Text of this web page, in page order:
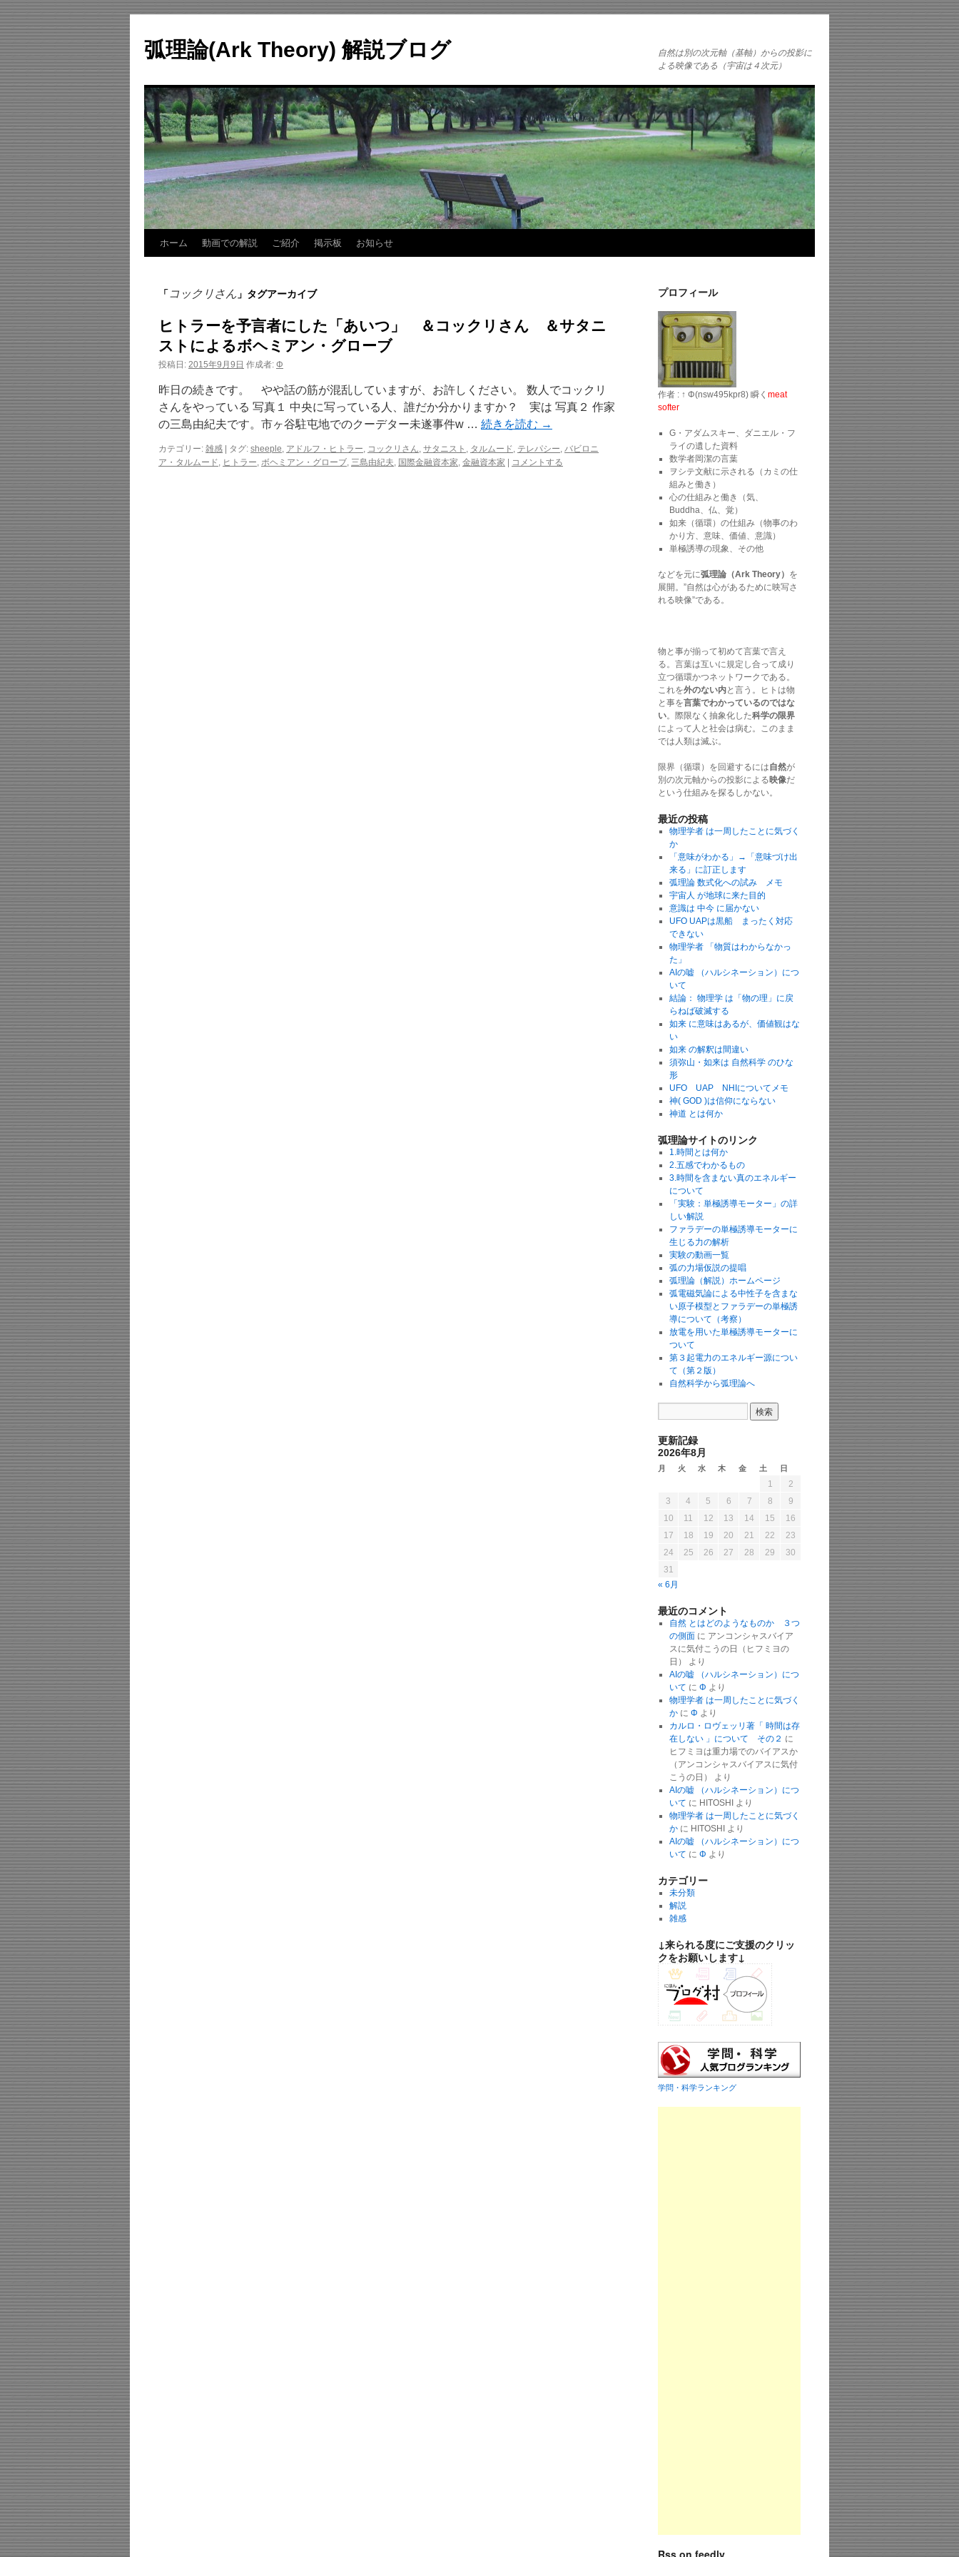
テ
ン
へ
ス
キ
ッ
プ
弧理論(Ark Theory) 解説ブログ
自然は別の次元軸（基軸）からの投影に
よる映像である（宇宙は４次元）
ホーム 動画での解説 ご紹介 掲示板 お知らせ
「コックリさん 」タグアーカイブ
ヒトラーを予言者にした「あいつ」 ＆コックリさん ＆サタニ
ストによるボヘミアン・グローブ
投稿日: 2015年9月9日 作成者: Φ
昨日の続きです。 やや話の筋が混乱していますが、お許しください。 数人でコックリ
さんをやっている 写真１ 中央に写っている人、誰だか分かりますか？ 実は 写真２ 作家
の三島由紀夫です。市ヶ谷駐屯地でのクーデター未遂事件w … 続きを読む →
カテゴリー: 雑感 タグ: sheeple, アドルフ・ヒトラー, コックリさん, サタニスト , タルムード, テレパシー, バビロニ
ア・タルムード, ヒトラー, ボヘミアン・グローブ, 三島由紀夫, 国際金融資本家, 金融資本家 コメントする
プロフィール
作者 : ↑ Φ(nsw495kpr8) 瞬く meat
softer
G・アダムスキー、ダニエル・フ
ライの遺した資料
数学者岡潔の言葉
ヲシテ文献に示される（カミの仕
組みと働き）
心の仕組みと働き（気、
Buddha、仏、覚）
如来（循環）の仕組み（物事のわ
かり方、意味、価値、意識）
単極誘導の現象、その他
などを元に弧理論（Ark Theory） を
展開。”自然は心があるために映写さ
れる映像”である。
物と事が揃って初めて言葉で言え
る。言葉は互いに規定し合って成り
立つ循環かつネットワークである。
これを外のない内と言う。ヒトは物
と事を言葉でわかっているのではな
い。際限なく抽象化した科学の限界
によって人と社会は病む。このまま
では人類は滅ぶ。
限界（循環）を回避するには自然が
別の次元軸からの投影による映像だ
という仕組みを探るしかない。
最近の投稿
物理学者 は一周したことに気づく
か
「意味がわかる」→「意味づけ出
来る」に訂正します
弧理論 数式化への試み メモ
宇宙人 が地球に来た目的
意識は 中今 に届かない
UFO UAPは黒船 まったく対応
できない
物理学者 「物質はわからなかっ
た」
AIの嘘 （ハルシネーション）につ
いて
結論： 物理学 は「物の理」に戻
らねば破滅する
如来 に意味はあるが、価値観はな
い
如来 の解釈は間違い
須弥山・如来は 自然科学 のひな
形
UFO UAP NHIについてメモ
神( GOD )は信仰にならない
神道 とは何か
弧理論サイトのリンク
1.時間とは何か
2.五感でわかるもの
3.時間を含まない真のエネルギー
について
「実験：単極誘導モーター」の詳
しい解説
ファラデーの単極誘導モーターに
生じる力の解析
実験の動画一覧
弧の力場仮説の提唱
弧理論（解説）ホームページ
弧電磁気論による中性子を含まな
い原子模型とファラデーの単極誘
導について（考察）
放電を用いた単極誘導モーターに
ついて
第３起電力のエネルギー源につい
て（第２版）
自然科学から弧理論へ
更新記録
2026年8月
月 火 水 木 金 土 日
1
2
3
4 5 6 7 8
9
10
11 12 13 14 15
16
17
18 19 20 21 22
23
24
25 26 27 28 29
30
31
« 6月
最近のコメント
自然 とはどのようなものか ３つ
の側面に アンコンシャスバイア
スに気付こうの日（ヒフミヨの
日）
より
AIの嘘 （ハルシネーション）につ
いて に Φ より
物理学者 は一周したことに気づく
かに Φ より
カルロ・ロヴェッリ著「 時間は存
在しない 」について その２ に
ヒフミヨは重力場でのバイアスか
（アンコンシャスバイアスに気付
こうの日）
より
AIの嘘 （ハルシネーション）につ
いて に HITOSHI
より
物理学者 は一周したことに気づく
かに HITOSHI
より
AIの嘘 （ハルシネーション）につ
いて に Φ より
カテゴリー
未分類
解説
雑感
↓来られる度にご支援のクリッ
クをお願いします↓
学問・科学ランキング
Rss on feedly